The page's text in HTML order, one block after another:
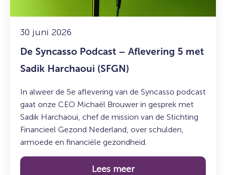
30 juni 2026
De Syncasso Podcast – Aflevering 5 met
Sadik Harchaoui (SFGN)
In alweer de 5e aflevering van de Syncasso podcast
gaat onze CEO Michaël Brouwer in gesprek met
Sadik Harchaoui, chef de mission van de Stichting
Financieel Gezond Nederland, over schulden,
armoede en financiële gezondheid.
Lees meer
Sadik
Harchaoui